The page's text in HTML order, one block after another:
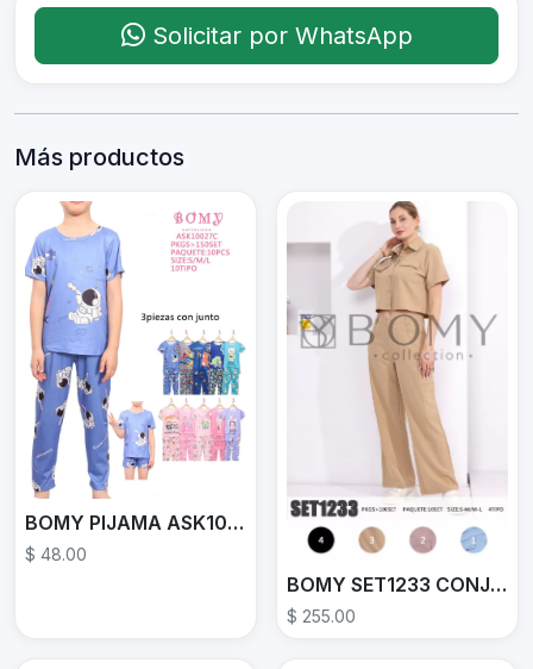
Solicitar por WhatsApp
Más productos
BOMY PIJAMA ASK10027C
$ 48.00
BOMY SET1233 CONJUNTO
$ 255.00